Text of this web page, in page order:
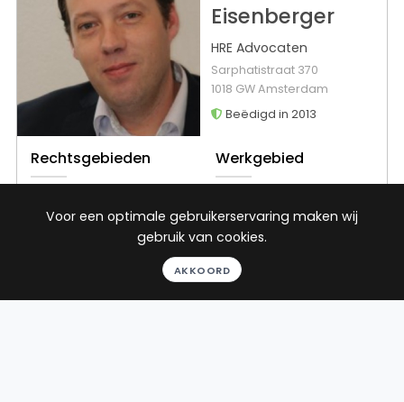
Eisenberger
HRE Advocaten
Sarphatistraat 370
1018 GW Amsterdam
Beëdigd in 2013
Rechtsgebieden
Arbeidsrecht
Consumentenrecht
Werkgebied
Voor een optimale gebruikerservaring maken wij
gebruik van cookies.
AKKOORD